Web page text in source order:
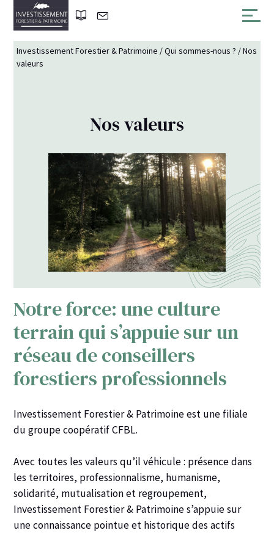
Investissement Forestier & Patrimoine /Qui sommes-nous ? /Nos
valeurs
Nos valeurs
Notre force: une culture
terrain qui s’appuie sur un
réseau de conseillers
forestiers professionnels
Investissement Forestier & Patrimoine est une filiale
du groupe coopératifCFBL.
Avec toutes les valeurs qu’il véhicule : présence dans
les territoires, professionnalisme, humanisme,
solidarité, mutualisation et regroupement,
Investissement Forestier & Patrimoine s’appuie sur
une connaissance pointue et historique des actifs